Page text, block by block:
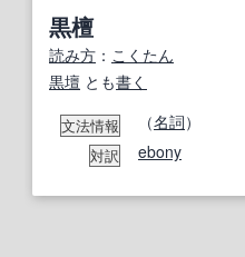
黒檀
読み方 ： こくたん
黒壇 とも書く
文法情報 （名詞）
対訳 ebony